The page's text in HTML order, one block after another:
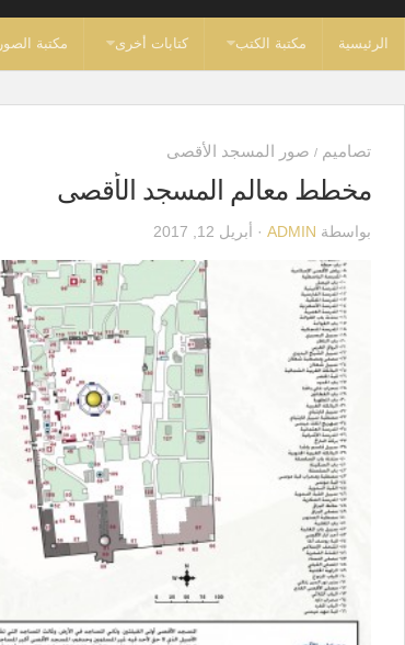
الرئيسية مكتبة الكتب كتابات أخرى مكتبة الصور
تصاميم / صور المسجد الأقصى
مخطط معالم المسجد الأقصى
بواسطة ADMIN · أبريل 12, 2017